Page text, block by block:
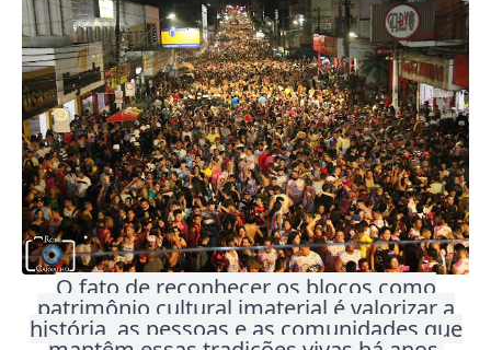
O fato de reconhecer os blocos como
patrimônio cultural imaterial é valorizar a
história, as pessoas e as comunidades que